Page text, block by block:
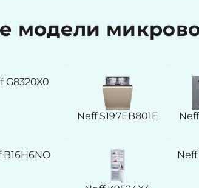
модели
G8320X0
Neff S197EB801E
B16H6NO Neff